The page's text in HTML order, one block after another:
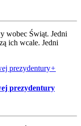
wobec Świąt. Jedni
ich wcale. Jedni
+
prezydentury